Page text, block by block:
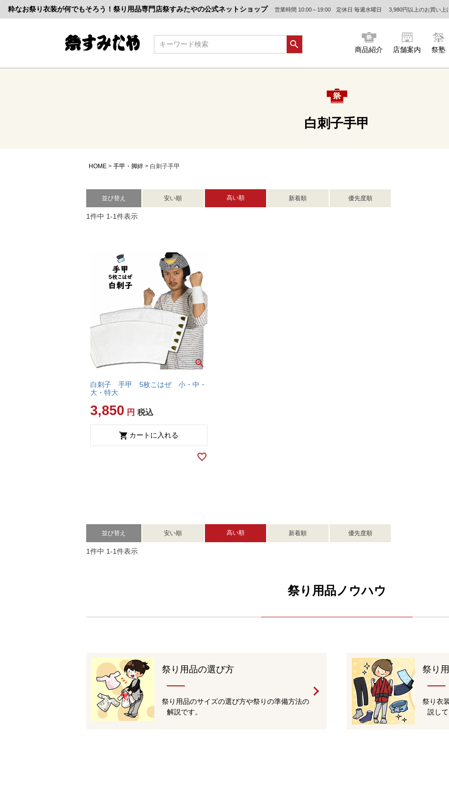
粋なお祭り衣装が何でもそろう！祭り用品専門店祭すみたやの公式ネットショップ 営業時間 10:00～19:00 定休日 毎週水曜日 3,980円以上のお買い上
商品紹介 店舗案内 祭塾
白刺子手甲
HOME 手甲・脚絆 白刺子手甲
並び替え 安い順 高い順 新着順 優先度順
1件中 1-1件表示
白刺子 手甲 5枚こはぜ 小・中・
大・特大
3,850 税込
カートに入れる
並び替え 安い順 高い順 新着順 優先度順
1件中 1-1件表示
祭り用品ノウハウ
祭り用品の選び方
祭り用品のサイズの選び方や祭りの準備方法の
解説です。
祭り
祭り衣
説して